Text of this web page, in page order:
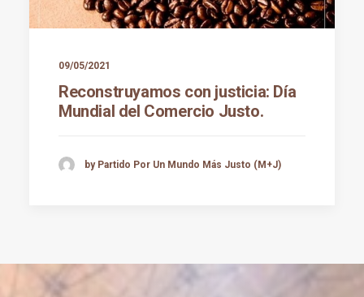
09/05/2021
Reconstruyamos con justicia: Día
Mundial del Comercio Justo.
by Partido Por Un Mundo Más Justo (M+J)